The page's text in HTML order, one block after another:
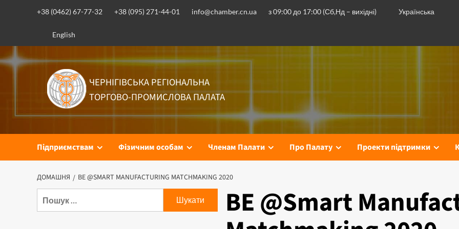
+38 (0462) 67-77-32 +38 (095) 271-44-01 info@chamber.cn.ua з 09:00 до 17:00 (Сб,Нд – вихідні) Українська
English
ЧЕРНІГІВСЬКА РЕГІОНАЛЬНА
ТОРГОВО-ПРОМИСЛОВА ПАЛАТА
Підприємствам Фізичним особам Членам Палати Про Палату Проекти підтримки
ДОМАШНЯ BE @SMART MANUFACTURING MATCHMAKING 2020
BE @Smart